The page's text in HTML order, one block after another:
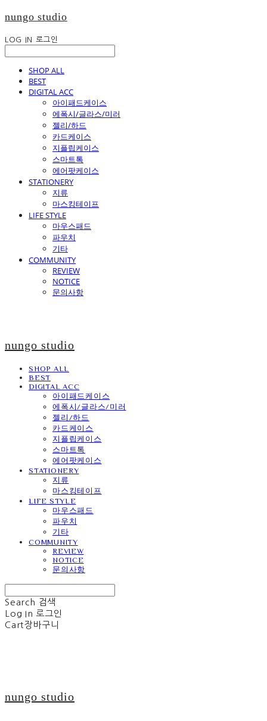
nungo studio
LOG IN 로그인
SHOP ALL
BEST
DIGITAL ACC
아이패드케이스
에폭시/글라스/미러
젤리/하드
카드케이스
지플립케이스
스마트톡
에어팟케이스
STATIONERY
지류
마스킹테이프
LIFE STYLE
마우스패드
파우치
기타
COMMUNITY
REVIEW
NOTICE
문의사항
nungo studio
SHOP ALL
BEST
DIGITAL ACC
아이패드케이스
에폭시/글라스/미러
젤리/하드
카드케이스
지플립케이스
스마트톡
에어팟케이스
STATIONERY
지류
마스킹테이프
LIFE STYLE
마우스패드
파우치
기타
COMMUNITY
REVIEW
NOTICE
문의사항
Search 검색
Log In 로그인
Cart장바구니
nungo studio